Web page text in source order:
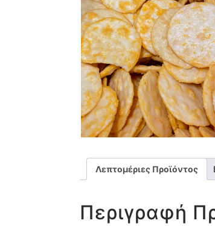
Λεπτομέριες Προϊόντος
Περιγραφή